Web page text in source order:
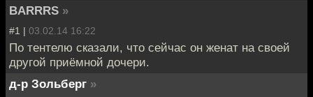
BARRRS »
#1 | 03.02.14 16:22
По тентелю сказали, что сейчас он женат на своей
другой приёмной дочери.
д-р Зольберг »